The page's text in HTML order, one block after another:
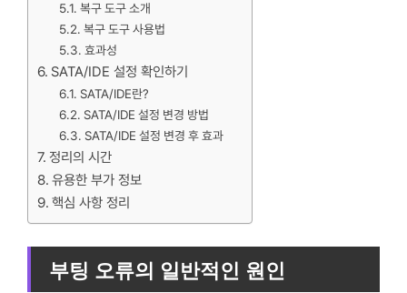
복구 도구 소개
복구 도구 사용법
효과성
SATA/IDE 설정 확인하기
SATA/IDE란?
SATA/IDE 설정 변경 방법
SATA/IDE 설정 변경 후 효과
정리의 시간
유용한 부가 정보
핵심 사항 정리
부팅 오류의 일반적인 원인